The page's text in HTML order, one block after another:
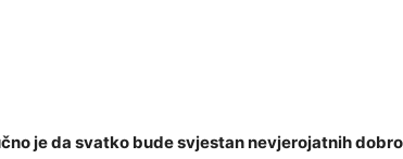
je da svatko bude svjestan nevjerojatnih